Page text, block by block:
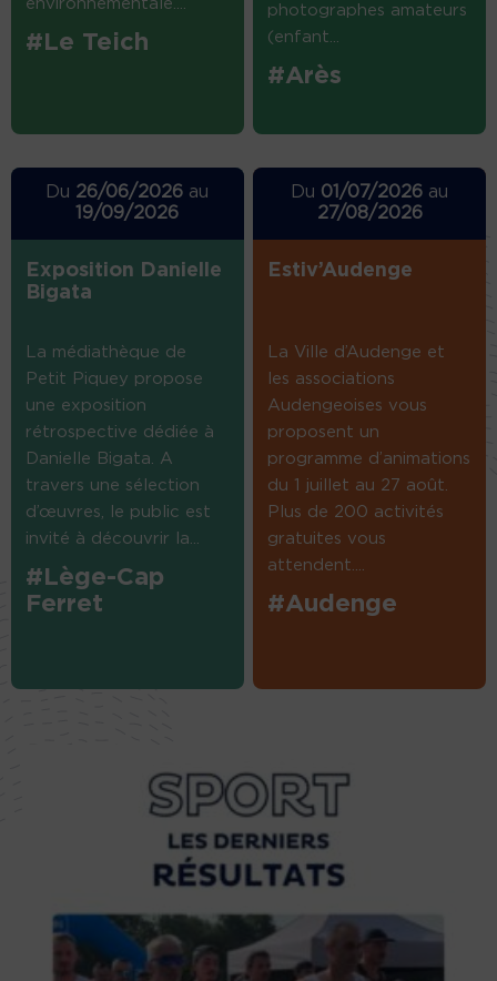
environnementale....
#Le Teich
photographes amateurs
(enfant...
#Arès
Du 26/06/2026 au
19/09/2026
Exposition Danielle
Bigata
La médiathèque de
Petit Piquey propose
une exposition
rétrospective dédiée à
Danielle Bigata. A
travers une sélection
d’œuvres, le public est
invité à découvrir la...
#Lège-Cap
Ferret
Du 01/07/2026 au
27/08/2026
Estiv’Audenge
La Ville d’Audenge et
les associations
Audengeoises vous
proposent un
programme d’animations
du 1 juillet au 27 août.
Plus de 200 activités
gratuites vous
attendent....
#Audenge